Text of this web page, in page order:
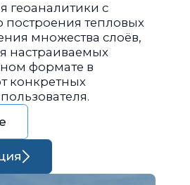
геоаналитики с
тепловых
множества слоёв,
настраиваемых
формате в
конкретных